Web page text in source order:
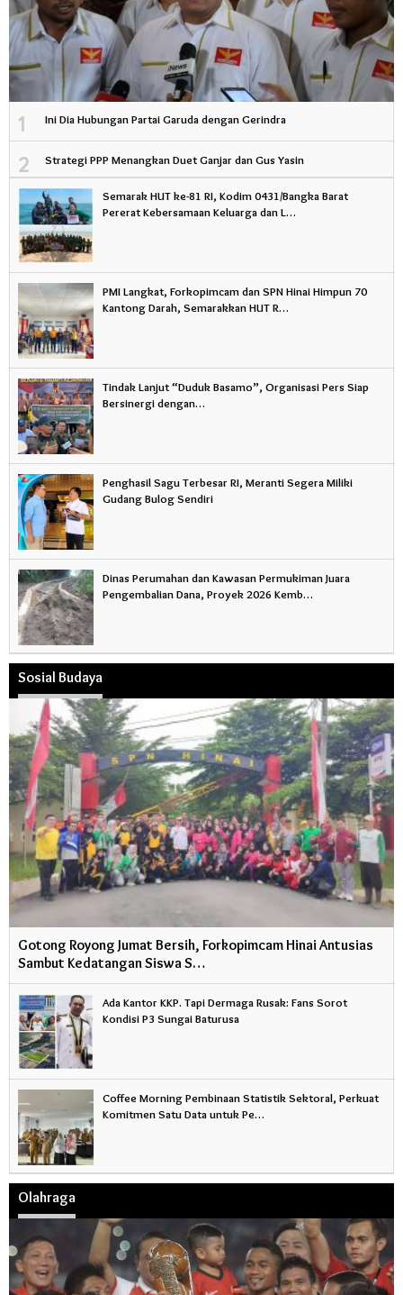
1 Ini Dia Hubungan Partai Garuda dengan Gerindra
2 Strategi PPP Menangkan Duet Ganjar dan Gus Yasin
Semarak HUT ke-81 RI, Kodim 0431/Bangka Barat
Pererat Kebersamaan Keluarga dan L…
PMI Langkat, Forkopimcam dan SPN Hinai Himpun 70
Kantong Darah, Semarakkan HUT R…
Tindak Lanjut “Duduk Basamo”, Organisasi Pers Siap
Bersinergi dengan…
Penghasil Sagu Terbesar RI, Meranti Segera Miliki
Gudang Bulog Sendiri
Dinas Perumahan dan Kawasan Permukiman Juara
Pengembalian Dana, Proyek 2026 Kemb…
Sosial Budaya
Gotong Royong Jumat Bersih, Forkopimcam Hinai Antusias
Sambut Kedatangan Siswa S…
Ada Kantor KKP. Tapi Dermaga Rusak: Fans Sorot
Kondisi P3 Sungai Baturusa
Coffee Morning Pembinaan Statistik Sektoral, Perkuat
Komitmen Satu Data untuk Pe…
Olahraga